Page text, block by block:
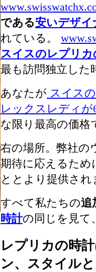
である安いデザイ
れている。
スイスのレプリ
最も訪問独立した
あなたが スイス
レックスレディが
な限り最高の価
右の場所。弊社
期待に応えるため
ととより提供され
すべて私たちの追
時計の同じを見て
レプリカの時
ン、スタイル